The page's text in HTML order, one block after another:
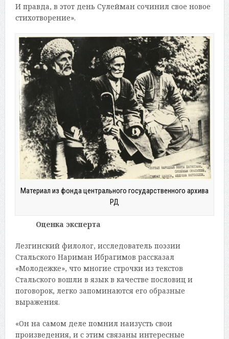
И правда, в этот день Сулейман сочинил свое новое
стихотворение».
Материал из фонда центрального государственного архива
РД
Оценка эксперта
Лезгинский филолог, исследователь поэзии
Стальского Нариман Ибрагимов рассказал
«Молодежке», что многие строчки из текстов
Стальского вошли в язык в качестве пословиц и
поговорок, легко запоминаются его образные
выражения.
«Он на самом деле помнил наизусть свои
произведения, и с этим связаны интересные